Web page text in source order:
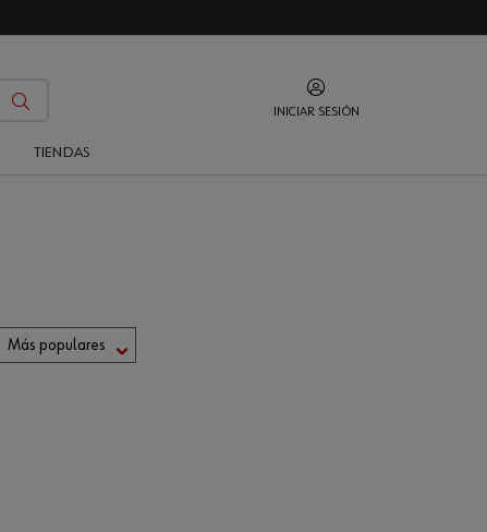
INICIAR SESIÓN
TIENDAS